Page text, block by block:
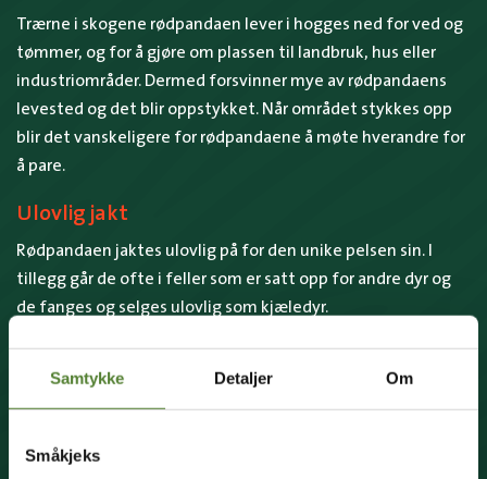
Samtykke Detaljer Om
Småkjeks
Trærne i skogene rødpandaen lever i hogges ned for ved og
tømmer, og for å gjøre om plassen til landbruk, hus eller
industriområder. Dermed forsvinner mye av rødpandaens
levested og det blir oppstykket. Når området stykkes opp
blir det vanskeligere for rødpandaene å møte hverandre for
å pare.
Ulovlig jakt
Rødpandaen jaktes ulovlig på for den unike pelsen sin. I
tillegg går de ofte i feller som er satt opp for andre dyr og
de fanges og selges ulovlig som kjæledyr.
Klimaendringer
Når klimaet blir mildere beveger bambusen seg opp i
på seg, noe som fører til at den beveger seg ut av